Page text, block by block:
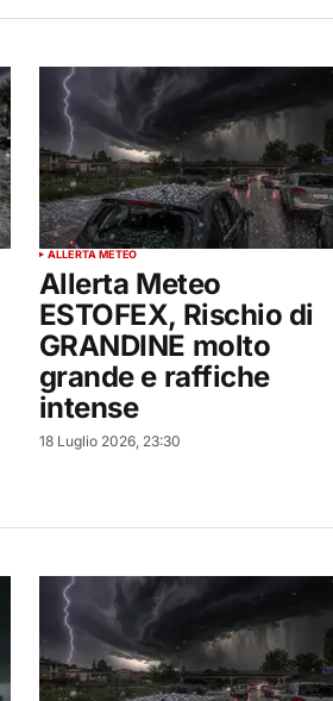
ALLERTA METEO
Allerta Meteo
ESTOFEX, Rischio di
GRANDINE molto
grande e raffiche
intense
18 Luglio 2026, 23:30